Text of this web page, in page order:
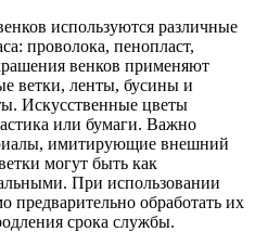
используются различные
проволока, пенопласт,
венков применяют
ветки, ленты, бусины и
Искусственные цветы
или бумаги. Важно
имитирующие внешний
могут быть как
При использовании
предварительно обработать их
срока службы.